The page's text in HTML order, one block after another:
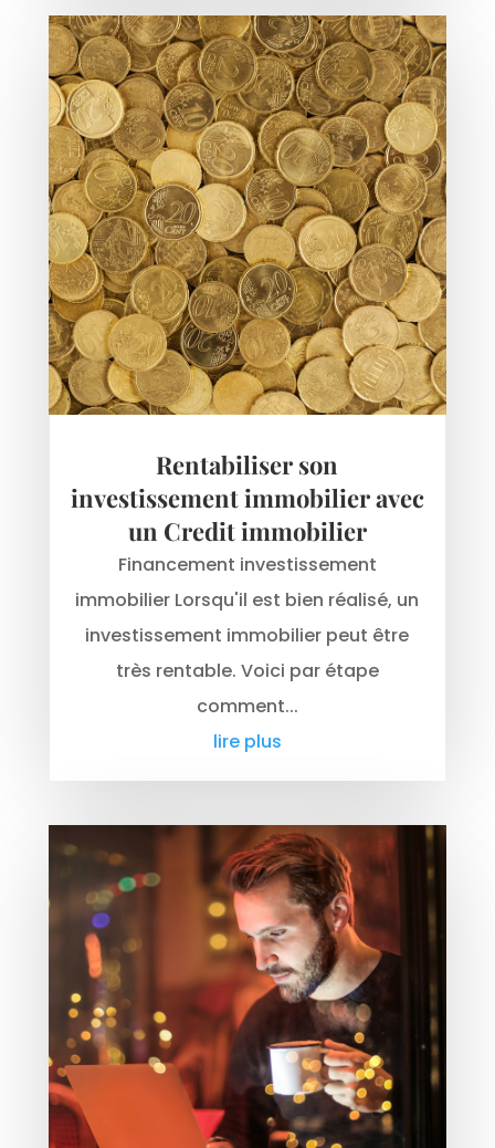
Rentabiliser son
investissement immobilier avec
un Credit immobilier
Financement investissement
immobilier Lorsqu'il est bien réalisé, un
investissement immobilier peut être
très rentable. Voici par étape
comment...
lire plus